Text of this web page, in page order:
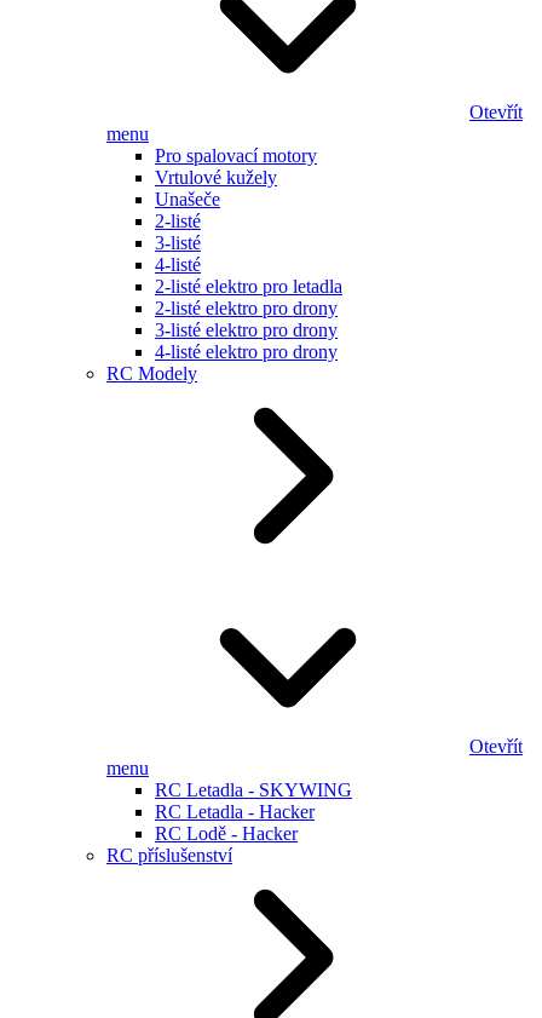
Otevřít
menu
Pro spalovací motory
Vrtulové kužely
Unašeče
2-listé
3-listé
4-listé
2-listé elektro pro letadla
2-listé elektro pro drony
3-listé elektro pro drony
4-listé elektro pro drony
RC Modely
Otevřít
menu
RC Letadla - SKYWING
RC Letadla - Hacker
RC Lodě - Hacker
RC příslušenství